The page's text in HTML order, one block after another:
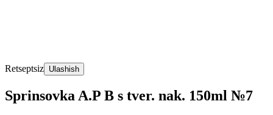
Retseptsiz Ulashish
Sprinsovka A.P B s tver. nak. 150ml №7